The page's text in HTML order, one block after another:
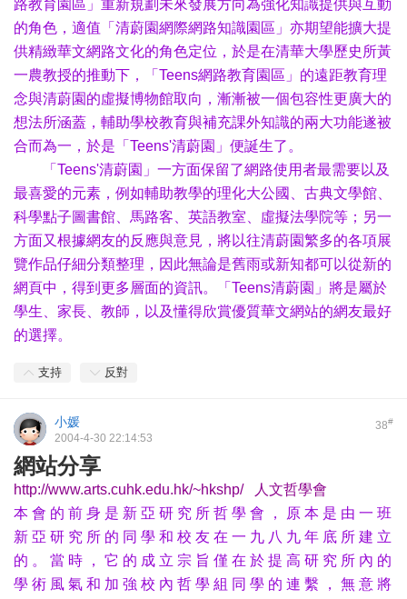
路教育園區」重新規劃未來發展方向為強化知識提供與互動
的角色，適值「清蔚園網際網路知識園區」亦期望能擴大提
供精緻華文網路文化的角色定位，於是在清華大學歷史所黃
一農教授的推動下，「Teens網路教育園區」的遠距教育理
念與清蔚園的虛擬博物館取向，漸漸被一個包容性更廣大的
想法所涵蓋，輔助學校教育與補充課外知識的兩大功能遂被
合而為一，於是「Teens'清蔚園」便誕生了。
「Teens'清蔚園」一方面保留了網路使用者最需要以及
最喜愛的元素，例如輔助教學的理化大公國、古典文學館、
科學點子圖書館、馬路客、英語教室、虛擬法學院等；另一
方面又根據網友的反應與意見，將以往清蔚園繁多的各項展
覽作品仔細分類整理，因此無論是舊雨或新知都可以從新的
網頁中，得到更多層面的資訊。「Teens清蔚園」將是屬於
學生、家長、教師，以及懂得欣賞優質華文網站的網友最好
的選擇。
支持 反對
38#
小媛
2004-4-30 22:14:53
網站分享
http://www.arts.cuhk.edu.hk/~hkshp/ 人文哲學會
本 會 的 前 身 是 新 亞 研 究 所 哲 學 會 ， 原 本 是 由 一 班
新 亞 研 究 所 的 同 學 和 校 友 在 一 九 八 九 年 底 所 建 立
的 。 當 時 ， 它 的 成 立 宗 旨 僅 在 於 提 高 研 究 所 內 的
學 術 風 氣 和 加 強 校 內 哲 學 組 同 學 的 連 繫 ， 無 意 將